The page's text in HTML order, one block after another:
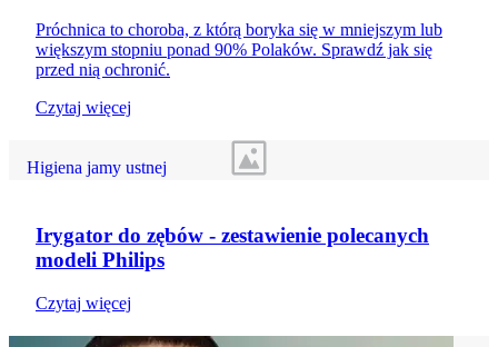
Próchnica to choroba, z którą boryka się w mniejszym lub
większym stopniu ponad 90% Polaków. Sprawdź jak się
przed nią ochronić.
Czytaj więcej
Higiena jamy ustnej
Irygator do zębów - zestawienie polecanych
modeli Philips
Czytaj więcej